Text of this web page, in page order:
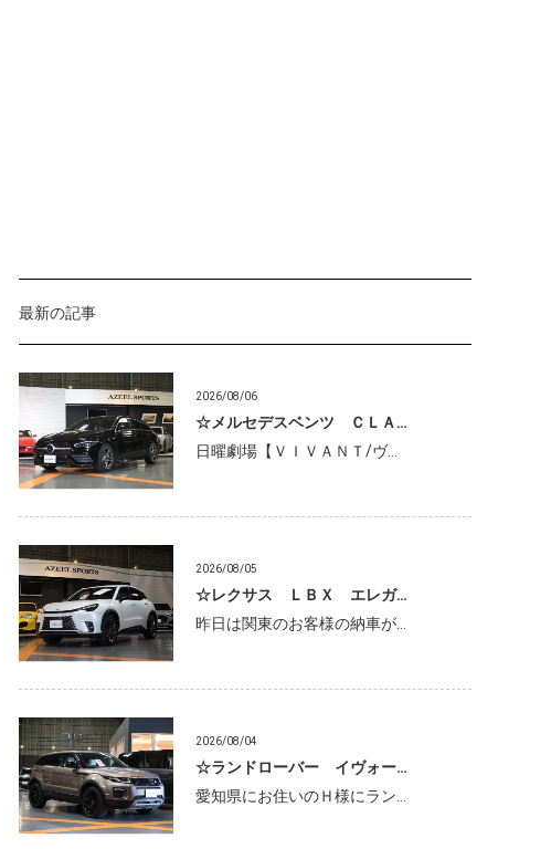
最新の記事
2026/08/06
☆メルセデスベンツ ＣＬＡ…
日曜劇場【ＶＩＶＡＮＴ/ヴ…
2026/08/05
☆レクサス ＬＢＸ エレガ…
昨日は関東のお客様の納車が…
2026/08/04
☆ランドローバー イヴォー…
愛知県にお住いのＨ様にラン…